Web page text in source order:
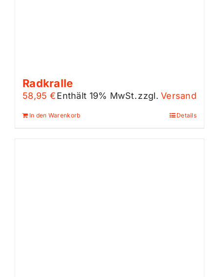
Radkralle
58,95 €Enthält 19% MwSt.zzgl.Versand
In den Warenkorb Details